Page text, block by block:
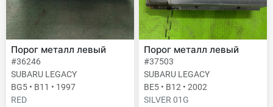
Порог металл левый
#36246
SUBARU LEGACY
BG5 • B11 • 1997
RED
Порог металл левый
#37503
SUBARU LEGACY
BE5 • B12 • 2002
SILVER 01G